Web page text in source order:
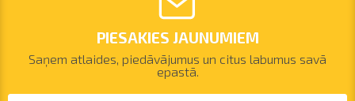
PIESAKIES JAUNUMIEM
Saņem atlaides, piedāvājumus un citus labumus savā
epastā.